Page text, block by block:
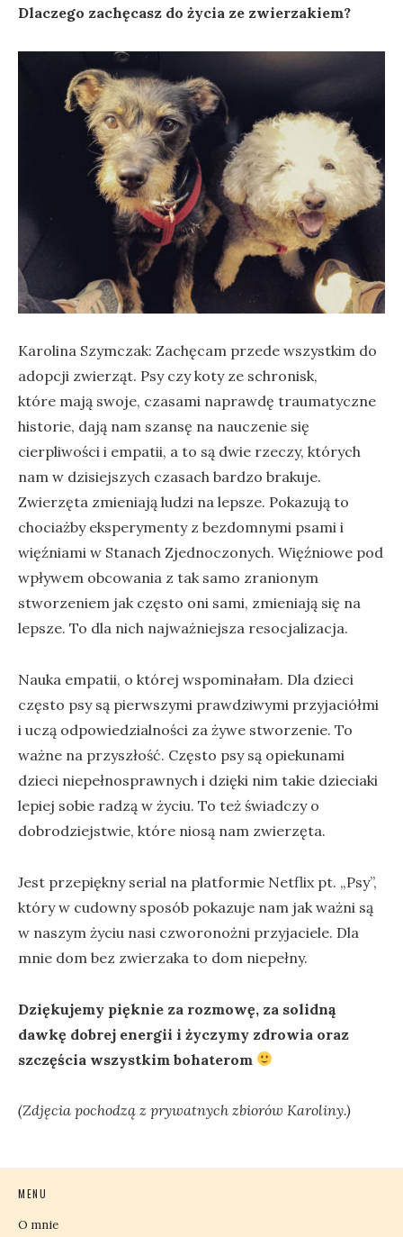
Dlaczego zachęcasz do życia ze zwierzakiem?
Karolina Szymczak: Zachęcam przede wszystkim do
adopcji zwierząt. Psy czy koty ze schronisk,
które mają swoje, czasami naprawdę traumatyczne
historie, dają nam szansę na nauczenie się
cierpliwości i empatii, a to są dwie rzeczy, których
nam w dzisiejszych czasach bardzo brakuje.
Zwierzęta zmieniają ludzi na lepsze. Pokazują to
chociażby eksperymenty z bezdomnymi psami i
więźniami w Stanach Zjednoczonych. Więźniowe pod
wpływem obcowania z tak samo zranionym
stworzeniem jak często oni sami, zmieniają się na
lepsze. To dla nich najważniejsza resocjalizacja.
Nauka empatii, o której wspominałam. Dla dzieci
często psy są pierwszymi prawdziwymi przyjaciółmi
i uczą odpowiedzialności za żywe stworzenie. To
ważne na przyszłość. Często psy są opiekunami
dzieci niepełnosprawnych i dzięki nim takie dzieciaki
lepiej sobie radzą w życiu. To też świadczy o
dobrodziejstwie, które niosą nam zwierzęta.
Jest przepiękny serial na platformie Netflix pt. „Psy”,
który w cudowny sposób pokazuje nam jak ważni są
w naszym życiu nasi czworonożni przyjaciele. Dla
mnie dom bez zwierzaka to dom niepełny.
Dziękujemy pięknie za rozmowę, za solidną
dawkę dobrej energii i życzymy zdrowia oraz
szczęścia wszystkim bohaterom
(Zdjęcia pochodzą z prywatnych zbiorów Karoliny.)
MENU
O mnie